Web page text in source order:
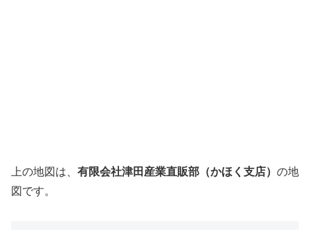
上の地図は、 有限会社津田産業直販部（かほく支店） の地
図です。